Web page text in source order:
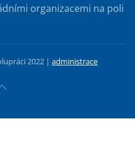
organizacemi na poli
2022 | administrace